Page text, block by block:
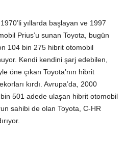
yıllarda başlayan ve 1997
Prius’u sunan Toyota, bugün
104 bin 275 hibrit otomobil
Kendi kendini şarj edebilen,
öne çıkan Toyota’nın hibrit
kırdı. Avrupa’da, 2000
501 adede ulaşan hibrit otomobil
sahibi de olan Toyota, C-HR